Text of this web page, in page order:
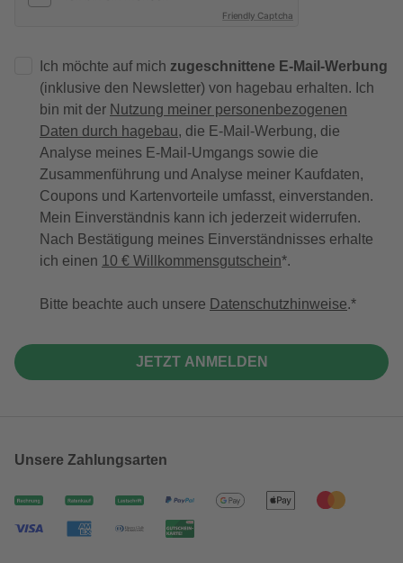
Friendly Captcha
Ich möchte auf mich zugeschnittene E-Mail-Werbung
(inklusive den Newsletter) von hagebau erhalten. Ich
bin mit der Nutzung meiner personenbezogenen
Daten durch hagebau, die E-Mail-Werbung, die
Analyse meines E-Mail-Umgangs sowie die
Zusammenführung und Analyse meiner Kaufdaten,
Coupons und Kartenvorteile umfasst, einverstanden.
Mein Einverständnis kann ich jederzeit widerrufen.
Nach Bestätigung meines Einverständnisses erhalte
ich einen 10 € Willkommensgutschein*.
Bitte beachte auch unsere Datenschutzhinweise.
JETZT ANMELDEN
Unsere Zahlungsarten